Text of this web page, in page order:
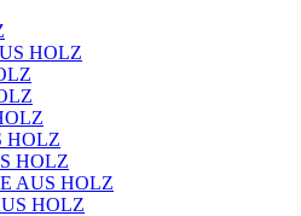
HOLZ
HOLZ
HOLZ
AUS HOLZ
HOLZ